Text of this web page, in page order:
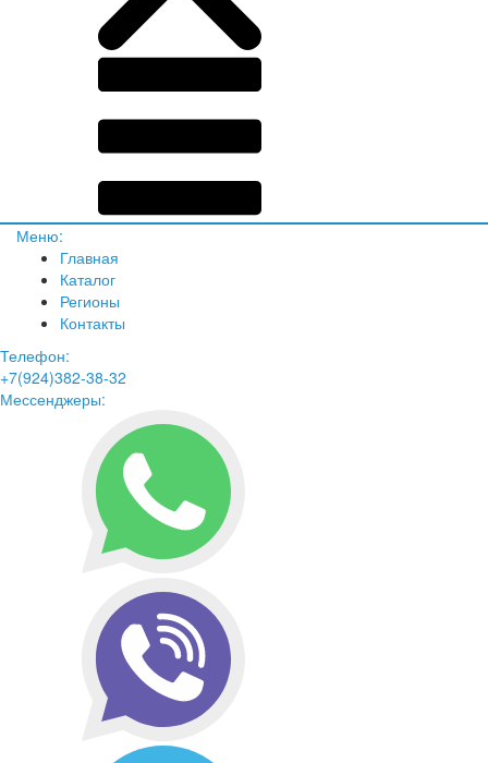
Меню:
Главная
Каталог
Регионы
Контакты
Телефон:
+7(924)382-38-32
Мессенджеры: